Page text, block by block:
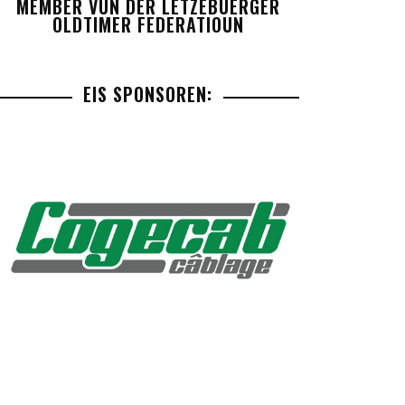
MEMBER VUN DER LETZEBUERGER
OLDTIMER FEDERATIOUN
EIS SPONSOREN: